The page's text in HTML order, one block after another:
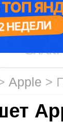
Apple >